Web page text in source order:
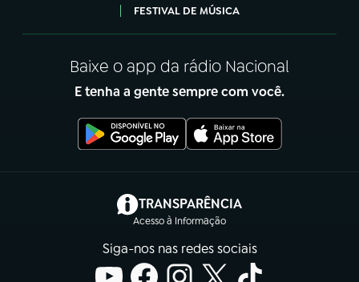
FESTIVAL DE MÚSICA
Baixe o app da rádio Nacional
E tenha a gente sempre com você.
TRANSPARÊNCIA
Acesso à Informação
(abre em nova aba)
Siga-nos nas redes sociais